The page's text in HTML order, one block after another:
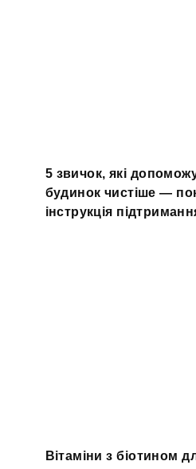
5 звичок, які
будинок чистіше —
інструкція
Вітаміни з біотином